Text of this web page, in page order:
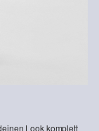
Look komplett